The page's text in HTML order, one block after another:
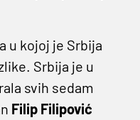
u kojoj je Srbija
Srbija je u
svih sedam
Filip Filipović